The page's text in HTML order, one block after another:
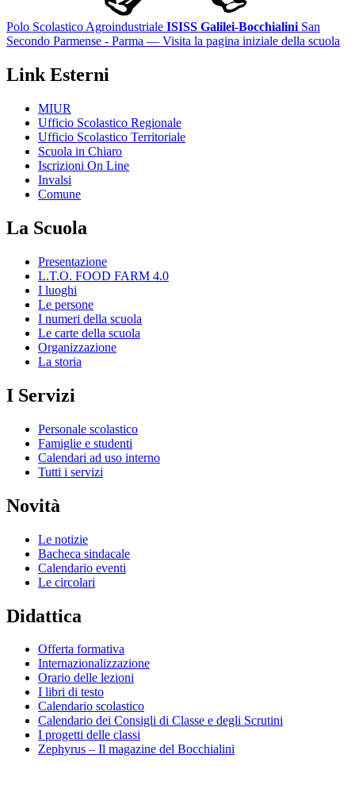
Polo Scolastico Agroindustriale ISISS Galilei-Bocchialini San
Secondo Parmense - Parma — Visita la pagina iniziale della scuola
Link Esterni
MIUR
Ufficio Scolastico Regionale
Ufficio Scolastico Territoriale
Scuola in Chiaro
Iscrizioni On Line
Invalsi
Comune
La Scuola
Presentazione
L.T.O. FOOD FARM 4.0
I luoghi
Le persone
I numeri della scuola
Le carte della scuola
Organizzazione
La storia
I Servizi
Personale scolastico
Famiglie e studenti
Calendari ad uso interno
Tutti i servizi
Novità
Le notizie
Bacheca sindacale
Calendario eventi
Le circolari
Didattica
Offerta formativa
Internazionalizzazione
Orario delle lezioni
I libri di testo
Calendario scolastico
Calendario dei Consigli di Classe e degli Scrutini
I progetti delle classi
Zephyrus – Il magazine del Bocchialini